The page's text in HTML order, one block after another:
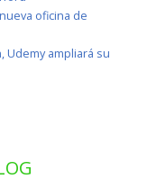
oficina de
Udemy ampliará su